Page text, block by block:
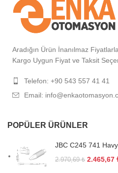
Aradığın Ürün İnanılmaz
Kargo Uygun Fiyat ve Taksit
Telefon: +90 543 557 41 41
Email:
POPÜLER ÜRÜNLER
JBC C245 741
2.970,69₺ 2.465,67